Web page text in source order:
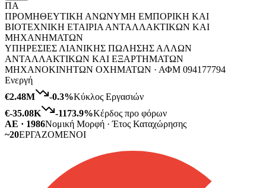
ΠΑ
ΠΡΟΜΗΘΕΥΤΙΚΗ ΑΝΩΝΥΜΗ ΕΜΠΟΡΙΚΗ ΚΑΙ
ΒΙΟΤΕΧΝΙΚΗ ΕΤΑΙΡΙΑ ΑΝΤΑΛΛΑΚΤΙΚΩΝ ΚΑΙ
ΜΗΧΑΝΗΜΑΤΩΝ
ΥΠΗΡΕΣΙΕΣ ΛΙΑΝΙΚΗΣ ΠΩΛΗΣΗΣ ΑΛΛΩΝ
ΑΝΤΑΛΛΑΚΤΙΚΩΝ ΚΑΙ ΕΞΑΡΤΗΜΑΤΩΝ
ΜΗΧΑΝΟΚΙΝΗΤΩΝ ΟΧΗΜΑΤΩΝ · ΑΦΜ 094177794
Ενεργή
€2.48M
-0.3%Κύκλος Εργασιών
€-35.08K
-1173.9%Κέρδος προ φόρων
ΑΕ · 1986Νομική Μορφή · Έτος Καταχώρησης
~20ΕΡΓΑΖΟΜΕΝΟΙ